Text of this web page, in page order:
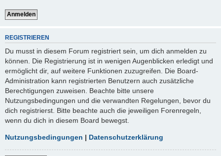
REGISTRIEREN
Du musst in diesem Forum registriert sein, um dich anmelden zu
können. Die Registrierung ist in wenigen Augenblicken erledigt und
ermöglicht dir, auf weitere Funktionen zuzugreifen. Die Board-
Administration kann registrierten Benutzern auch zusätzliche
Berechtigungen zuweisen. Beachte bitte unsere
Nutzungsbedingungen und die verwandten Regelungen, bevor du
dich registrierst. Bitte beachte auch die jeweiligen Forenregeln,
wenn du dich in diesem Board bewegst.
Nutzungsbedingungen | Datenschutzerklärung